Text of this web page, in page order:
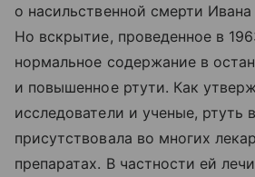
о насильственной смерти Ивана
Но вскрытие, проведенное в
нормальное содержание в
и повышенное ртути. Как
исследователи и ученые, ртуть
присутствовала во многих
препаратах. В частности ей